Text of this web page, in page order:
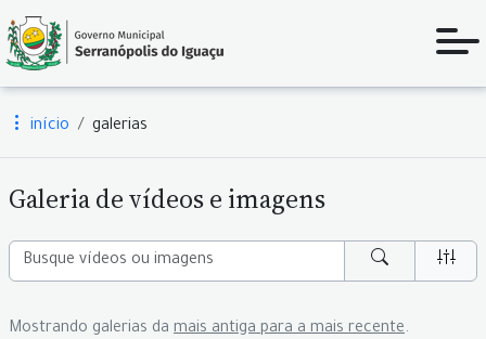
início galerias
Galeria de vídeos e imagens
Mostrando galerias da mais antiga para a mais recente.